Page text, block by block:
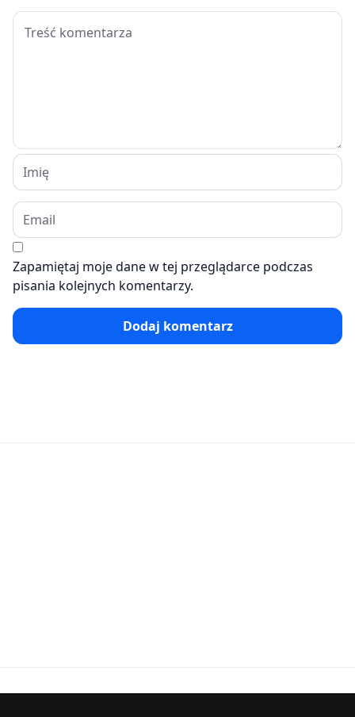
Zapamiętaj moje dane w tej przeglądarce podczas
pisania kolejnych komentarzy.
Dodaj komentarz